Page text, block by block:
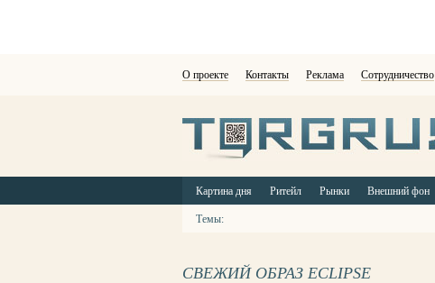
О проекте Контакты Реклама Сотрудничество
Картина дня Ритейл Рынки Внешний фон
Темы:
СВЕЖИЙ ОБРАЗ ECLIPSE